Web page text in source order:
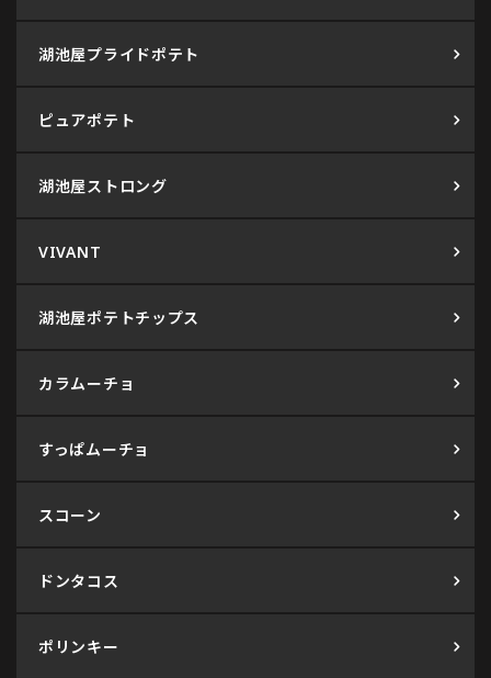
湖池屋プライドポテト
ピュアポテト
湖池屋ストロング
VIVANT
湖池屋ポテトチップス
カラムーチョ
すっぱムーチョ
スコーン
ドンタコス
ポリンキー